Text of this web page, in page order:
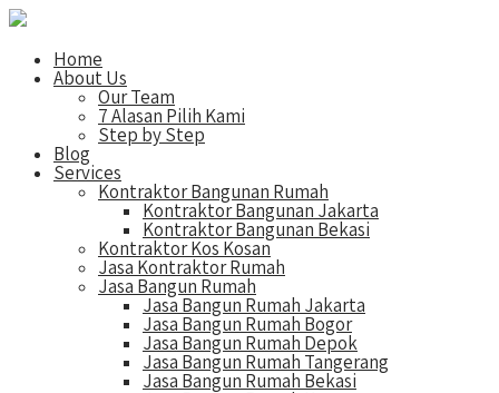
Home
About Us
Our Team
7 Alasan Pilih Kami
Step by Step
Blog
Services
Kontraktor Bangunan Rumah
Kontraktor Bangunan Jakarta
Kontraktor Bangunan Bekasi
Kontraktor Kos Kosan
Jasa Kontraktor Rumah
Jasa Bangun Rumah
Jasa Bangun Rumah Jakarta
Jasa Bangun Rumah Bogor
Jasa Bangun Rumah Depok
Jasa Bangun Rumah Tangerang
Jasa Bangun Rumah Bekasi